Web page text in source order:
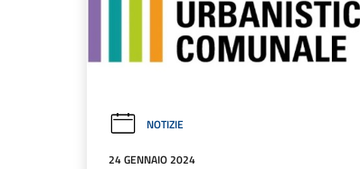
NOTIZIE
24 GENNAIO 2024